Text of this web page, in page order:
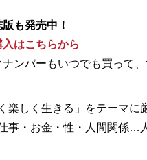
も発売中！
はこちらから
ンバーもいつでも買って、
楽しく生きる」をテーマに
事・お金・性・人間関係…